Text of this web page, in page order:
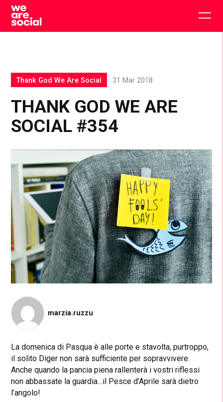
Skip
content
THANK GOD WE ARE
SOCIAL #354
Thank God We Are Social 31 Mar 2018
marzia.ruzzu
La domenica di Pasqua è alle porte e stavolta, purtroppo,
il solito Diger non sarà sufficiente per sopravvivere.
Anche quando la pancia piena rallenterà i vostri riflessi
non abbassate la guardia…il Pesce d’Aprile sarà dietro
l’angolo!